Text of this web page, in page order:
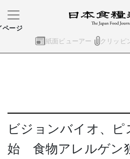
紙面ビューアー クリッピ
ページ
ビジョンバイオ、ピ
始 食物アレルゲン